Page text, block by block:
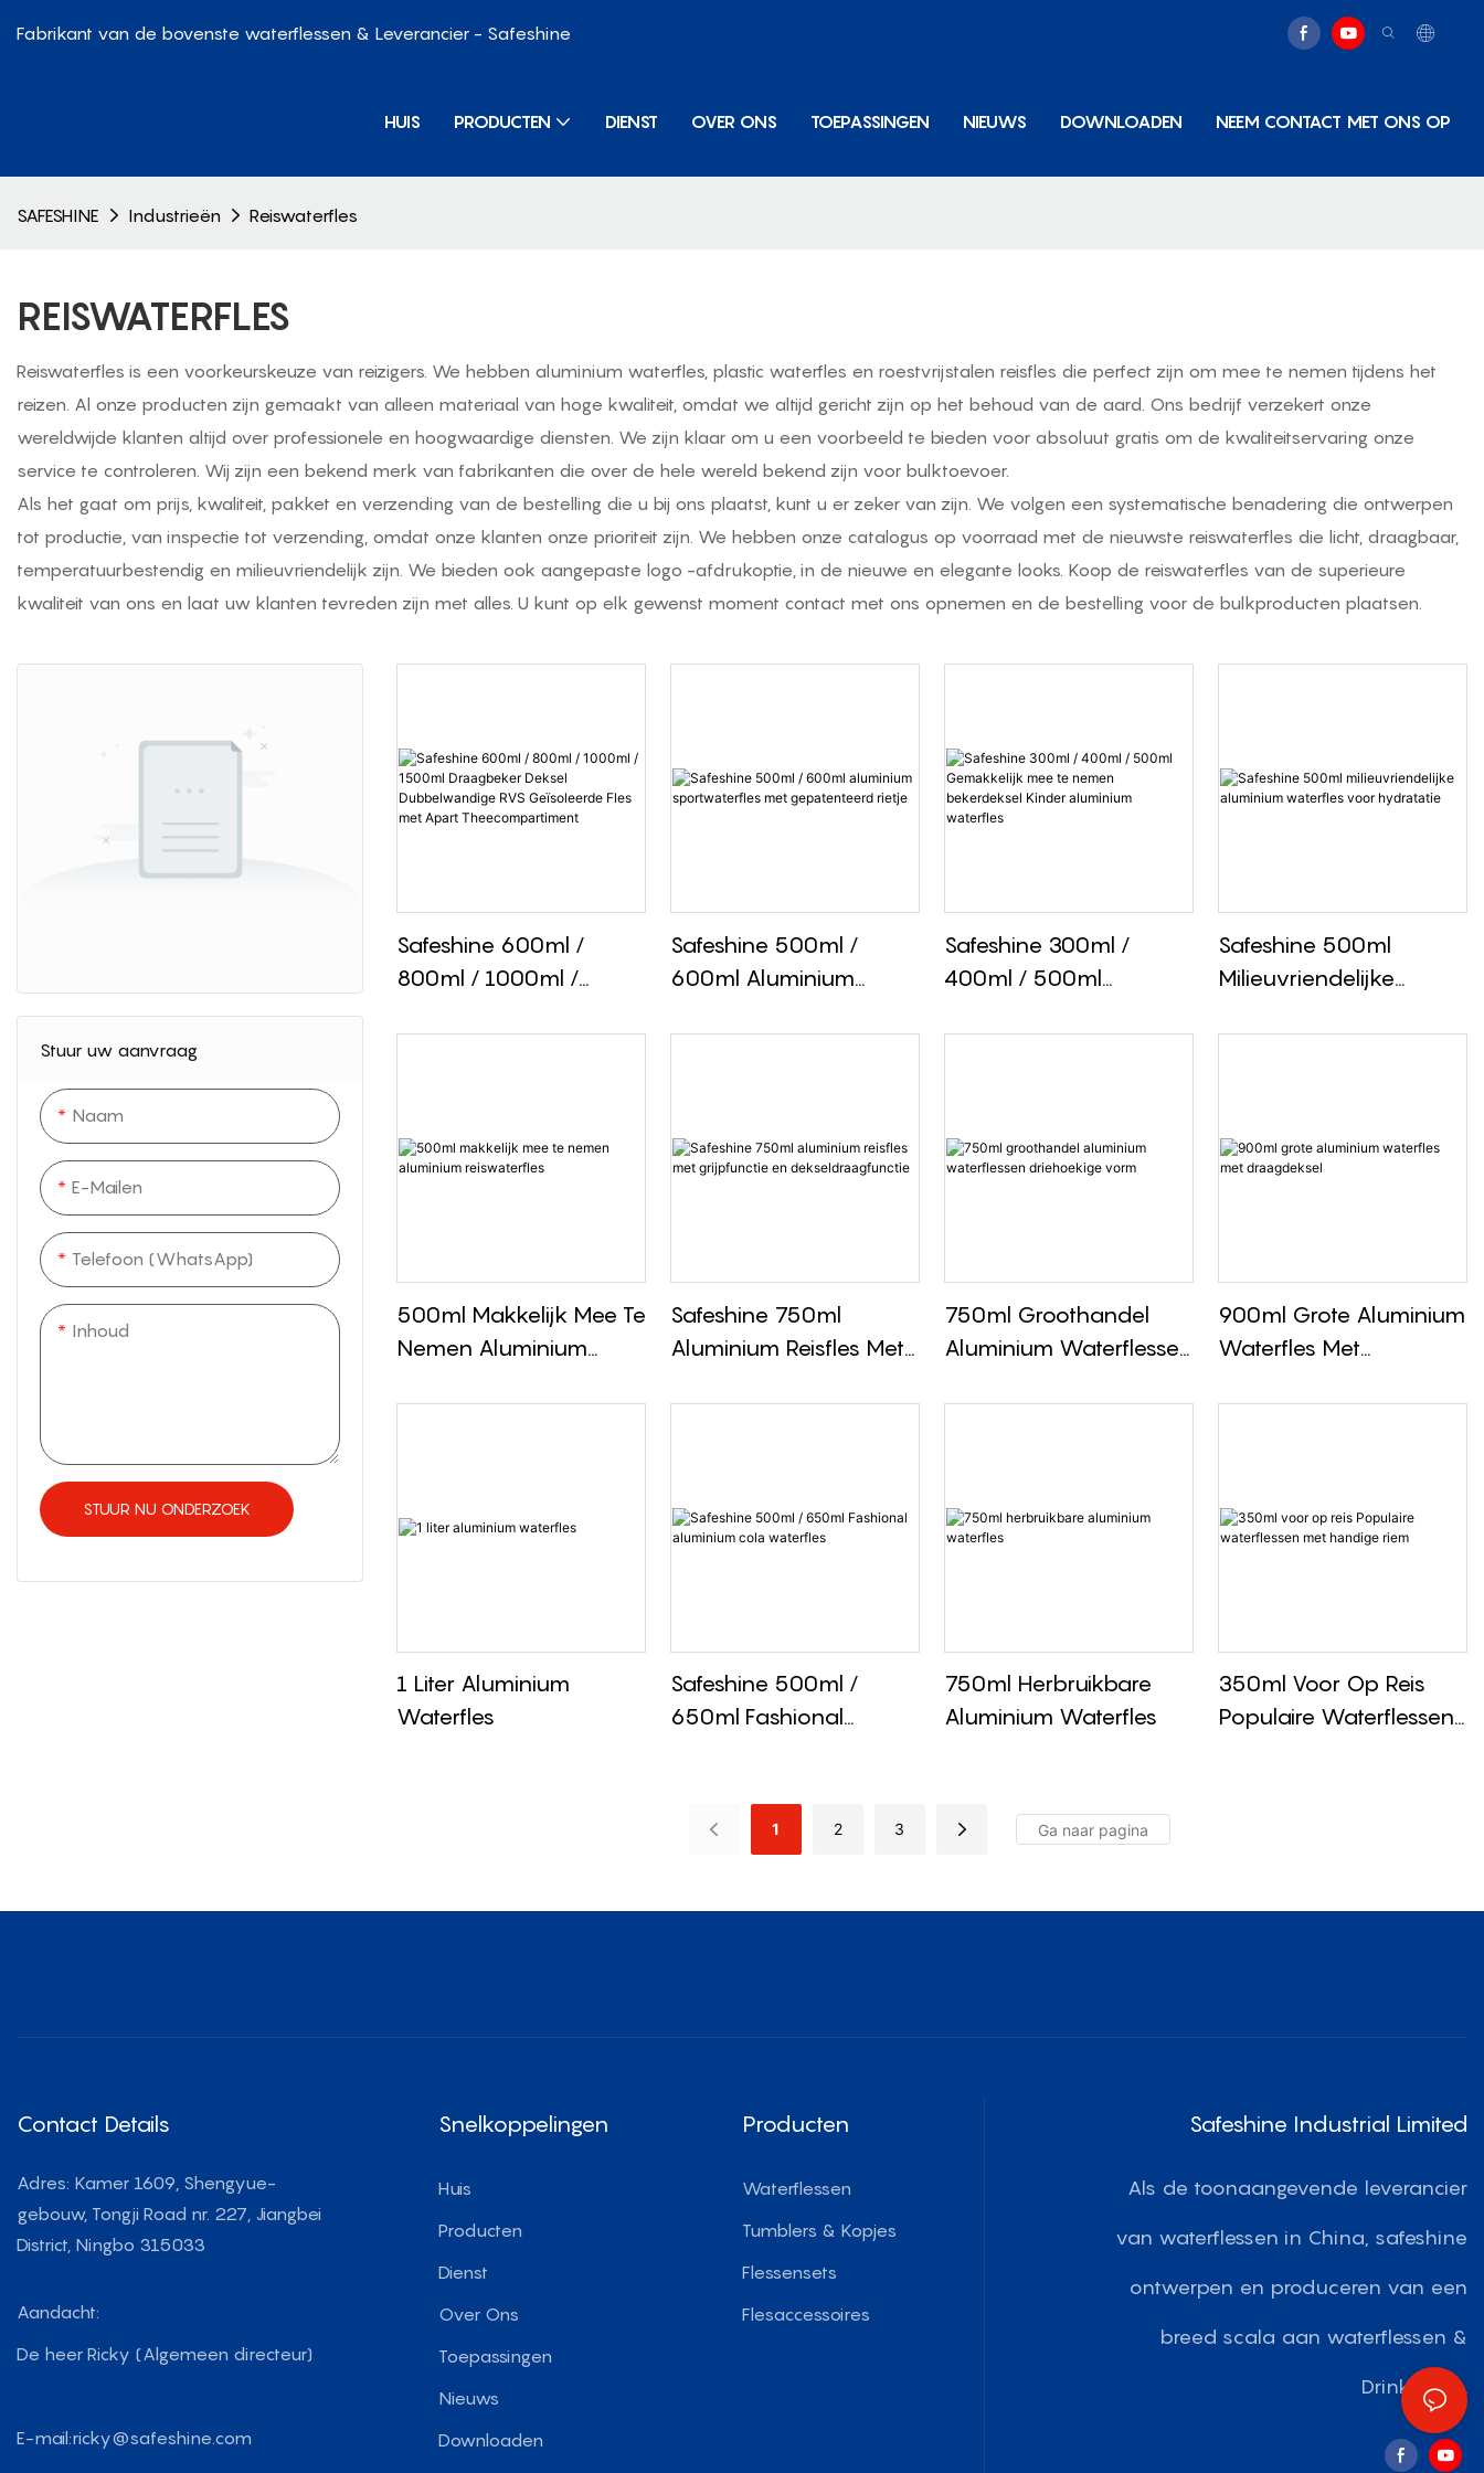
Fabrikant van de bovenste waterflessen & Leverancier - Safeshine
HUIS PRODUCTEN DIENST OVER ONS TOEPASSINGEN NIEUWS DOWNLOADEN NEEM CONTACT MET ONS OP
SAFESHINE Industrieën Reiswaterfles
REISWATERFLES
Reiswaterfles is een voorkeurskeuze van reizigers. We hebben aluminium waterfles, plastic waterfles en roestvrijstalen reisfles die perfect zijn om mee te nemen tijdens het
reizen. Al onze producten zijn gemaakt van alleen materiaal van hoge kwaliteit, omdat we altijd gericht zijn op het behoud van de aard. Ons bedrijf verzekert onze
wereldwijde klanten altijd over professionele en hoogwaardige diensten. We zijn klaar om u een voorbeeld te bieden voor absoluut gratis om de kwaliteitservaring onze
service te controleren. Wij zijn een bekend merk van fabrikanten die over de hele wereld bekend zijn voor bulktoevoer.
Als het gaat om prijs, kwaliteit, pakket en verzending van de bestelling die u bij ons plaatst, kunt u er zeker van zijn. We volgen een systematische benadering die ontwerpen
tot productie, van inspectie tot verzending, omdat onze klanten onze prioriteit zijn. We hebben onze catalogus op voorraad met de nieuwste reiswaterfles die licht, draagbaar,
temperatuurbestendig en milieuvriendelijk zijn. We bieden ook aangepaste logo -afdrukoptie, in de nieuwe en elegante looks. Koop de reiswaterfles van de superieure
kwaliteit van ons en laat uw klanten tevreden zijn met alles. U kunt op elk gewenst moment contact met ons opnemen en de bestelling voor de bulkproducten plaatsen.
Stuur uw aanvraag
Naam
E-Mailen
Telefoon (WhatsApp)
Inhoud
STUUR NU ONDERZOEK
Safeshine 600ml /
800ml / 1000ml /
Theecompartiment
Safeshine 500ml /
600ml Aluminium
Safeshine 300ml /
400ml / 500ml
Safeshine 500ml
Milieuvriendelijke
500ml Makkelijk Mee Te
Nemen Aluminium
Safeshine 750ml
Aluminium Reisfles Met
750ml Groothandel
Aluminium Waterflessen
900ml Grote Aluminium
Waterfles Met
1 Liter Aluminium
Waterfles
Safeshine 500ml /
650ml Fashional
750ml Herbruikbare
Aluminium Waterfles
350ml Voor Op Reis
Populaire Waterflessen
1 2 3
Contact Details
Adres: Kamer 1609, Shengyue-
gebouw, Tongji Road nr. 227, Jiangbei
District, Ningbo 315033
Aandacht:
De heer Ricky (Algemeen directeur)
E-mail:ricky@safeshine.com
Snelkoppelingen
Huis
Producten
Dienst
Over Ons
Toepassingen
Nieuws
Downloaden
Producten
Waterflessen
Tumblers & Kopjes
Flessensets
Flesaccessoires
Safeshine Industrial Limited
Als de toonaangevende leverancier
van waterflessen in China, safeshine
ontwerpen en produceren van een
breed scala aan waterflessen &
Drinkwares.